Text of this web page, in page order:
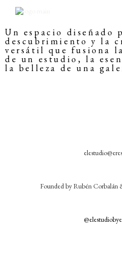
Un espacio diseñado
descubrimiento y la
versátil que fusiona
de un estudio, la
la belleza de una
Founded by Rubén Corbalán